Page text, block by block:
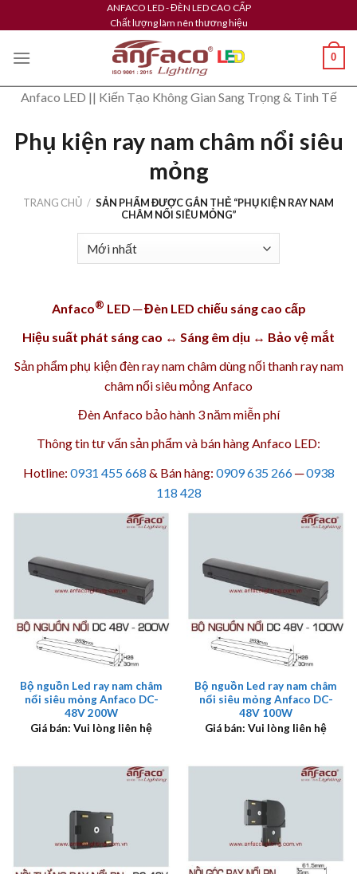
to
content
ANFACO LED - ĐÈN LED CAO CẤP
Chất lượng làm nên thương hiệu
0
Anfaco LED || Kiến Tạo Không Gian Sang Trọng & Tinh Tế
Phụ kiện ray nam châm nổi siêu
mỏng
TRANG CHỦ / SẢN PHẨM ĐƯỢC GẮN THẺ “PHỤ KIỆN RAY NAM
CHÂM NỔI SIÊU MỎNG”
Anfaco® LED ─ Đèn LED chiếu sáng cao cấp
Hiệu suất phát sáng cao ↔ Sáng êm dịu ↔ Bảo vệ mắt
Sản phẩm phụ kiện đèn ray nam châm dùng nốithanh ray nam
châm nổi siêu mỏngAnfaco
Đèn Anfaco bảo hành 3 nămmiễn phí
Thông tin tư vấn sản phẩm và bán hàng Anfaco LED:
Hotline: 0931 455 668 & Bán hàng: 0909 635 266─0938
118 428
Bộ nguồn Led ray nam châm
nổi siêu mỏng Anfaco DC-
48V 200W
Giá bán: Vui lòng liên hệ
Bộ nguồn Led ray nam châm
nổi siêu mỏng Anfaco DC-
48V 100W
Giá bán: Vui lòng liên hệ